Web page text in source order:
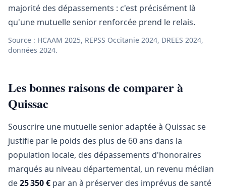
majorité des dépassements : c'est précisément là
qu'une mutuelle senior renforcée prend le relais.
Source : HCAAM 2025, REPSS Occitanie 2024, DREES 2024,
données 2024.
Les bonnes raisons de comparer à
Quissac
Souscrire une mutuelle senior adaptée à Quissac se
justifie par le poids des plus de 60 ans dans la
population locale, des dépassements d'honoraires
marqués au niveau départemental, un revenu médian
de25 350 € par an à préserver des imprévus de santé